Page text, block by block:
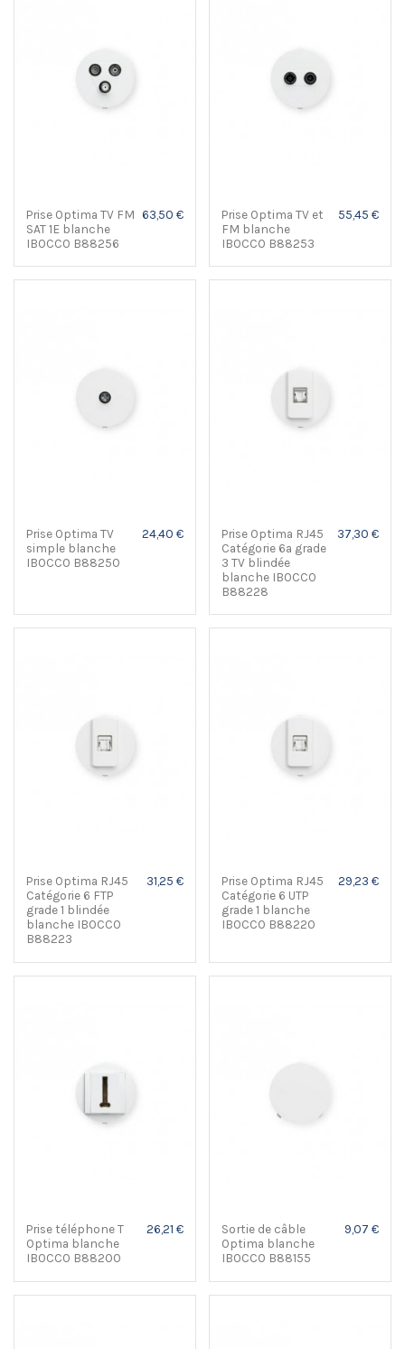
Prise Optima TV FM
SAT 1E blanche
IBOCCO B88256
63,50 €
Prise Optima TV et
FM blanche
IBOCCO B88253
55,45 €
Prise Optima TV
simple blanche
IBOCCO B88250
24,40 €
Prise Optima RJ45
Catégorie 6a grade
3 TV blindée
blanche IBOCCO
B88228
37,30 €
Prise Optima RJ45
Catégorie 6 FTP
grade 1 blindée
blanche IBOCCO
B88223
31,25 €
Prise Optima RJ45
Catégorie 6 UTP
grade 1 blanche
IBOCCO B88220
29,23 €
Prise téléphone T
Optima blanche
IBOCCO B88200
26,21 €
Sortie de câble
Optima blanche
IBOCCO B88155
9,07 €